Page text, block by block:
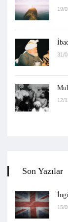
19/
31/
12/
Son Yazılar
15/